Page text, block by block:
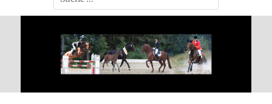
nach: